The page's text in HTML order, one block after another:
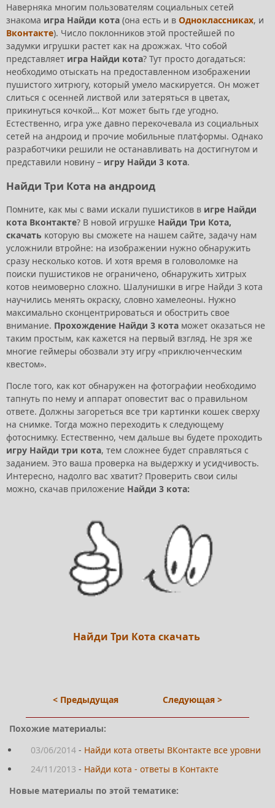
Наверняка многим пользователям социальных сетей
знакома игра Найди кота (она есть и в Одноклассниках, и
Вконтакте). Число поклонников этой простейшей по
задумки игрушки растет как на дрожжах. Что собой
представляет игра Найди кота? Тут просто догадаться:
необходимо отыскать на предоставленном изображении
пушистого хитрюгу, который умело маскируется. Он может
слиться с осенней листвой или затеряться в цветах,
прикинуться кочкой… Кот может быть где угодно.
Естественно, игра уже давно перекочевала из социальных
сетей на андроид и прочие мобильные платформы. Однако
разработчики решили не останавливать на достигнутом и
представили новину – игру Найди 3 кота.
Найди Три Кота на андроид
Помните, как мы с вами искали пушистиков в игре Найди
кота Вконтакте? В новой игрушке Найди Три Кота,
скачать которую вы сможете на нашем сайте, задачу нам
усложнили втройне: на изображении нужно обнаружить
сразу несколько котов. И хотя время в головоломке на
поиски пушистиков не ограничено, обнаружить хитрых
котов неимоверно сложно. Шалунишки в игре Найди 3 кота
научились менять окраску, словно хамелеоны. Нужно
максимально сконцентрироваться и обострить свое
внимание. Прохождение Найди 3 кота может оказаться не
таким простым, как кажется на первый взгляд. Не зря же
многие геймеры обозвали эту игру «приключенческим
квестом».
После того, как кот обнаружен на фотографии необходимо
тапнуть по нему и аппарат оповестит вас о правильном
ответе. Должны загореться все три картинки кошек сверху
на снимке. Тогда можно переходить к следующему
фотоснимку. Естественно, чем дальше вы будете проходить
игру Найди три кота, тем сложнее будет справляться с
заданием. Это ваша проверка на выдержку и усидчивость.
Интересно, надолго вас хватит? Проверить свои силы
можно, скачав приложение Найди 3 кота:
Найди Три Кота скачать
< Предыдущая Следующая >
Похожие материалы:
03/06/2014 - Найди кота ответы ВКонтакте все уровни
24/11/2013 - Найди кота - ответы в Контакте
Новые материалы по этой тематике: